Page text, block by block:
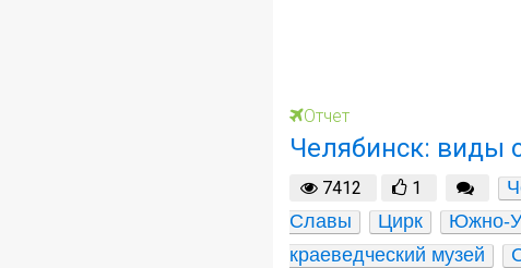
Отчет
Челябинск: виды
7412 1
Славы
Цирк Южно-
краеведческий музей